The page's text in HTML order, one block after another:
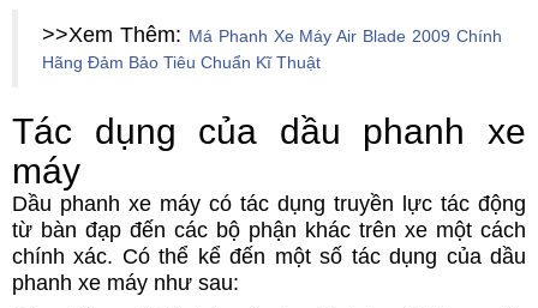
>>Xem Thêm: Má Phanh Xe Máy Air Blade 2009 Chính
Hãng Đảm Bảo Tiêu Chuẩn Kĩ Thuật
Tác dụng của dầu phanh xe
máy
Dầu phanh xe máy có tác dụng truyền lực tác động
từ bàn đạp đến các bộ phận khác trên xe một cách
chính xác. Có thể kể đến một số tác dụng của dầu
phanh xe máy như sau: